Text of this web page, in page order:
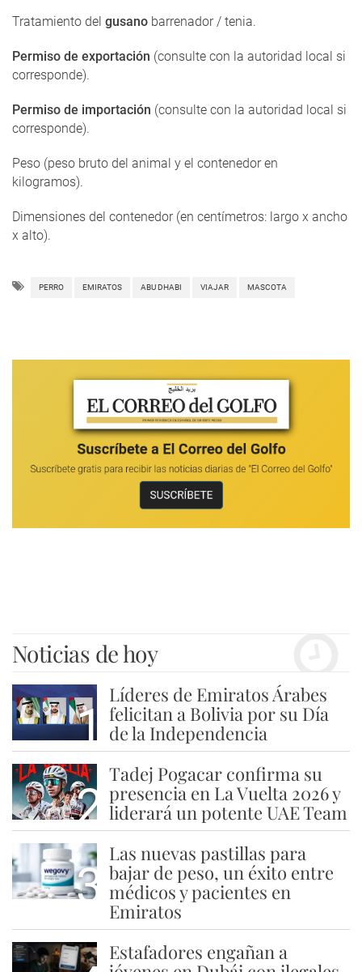
Tratamiento del gusano barrenador / tenia.
Permiso de exportación (consulte con la autoridad local si
corresponde).
Permiso de importación (consulte con la autoridad local si
corresponde).
Peso (peso bruto del animal y el contenedor en
kilogramos).
Dimensiones del contenedor (en centímetros: largo x ancho
x alto).
PERRO EMIRATOS ABU DHABI VIAJAR MASCOTA
Noticias de hoy
1
Líderes de Emiratos Árabes
felicitan a Bolivia por su Día
de la Independencia
2
Tadej Pogacar confirma su
presencia en La Vuelta 2026 y
liderará un potente UAE Team
3
Las nuevas pastillas para
bajar de peso, un éxito entre
médicos y pacientes en
Emiratos
Estafadores engañan a